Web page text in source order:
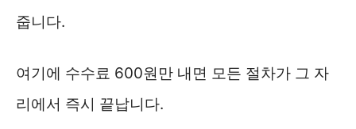
줍니다.
여기에 수수료 600원만 내면 모든 절차가 그 자
리에서 즉시 끝납니다.